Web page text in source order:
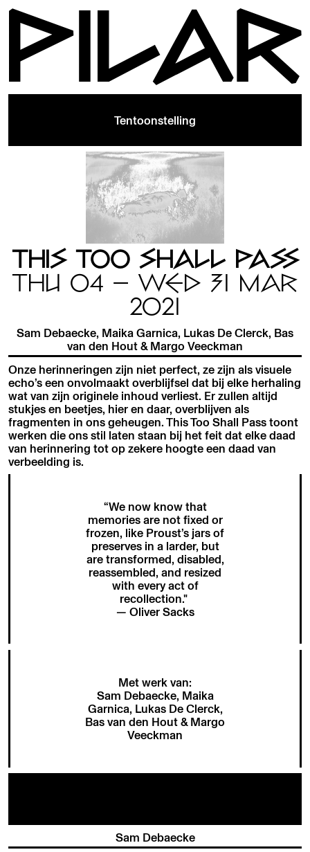
Tentoonstelling
THIS TOO SHALL PASS
THU 04 — WED 31 MAR
2021
Sam Debaecke, Maika Garnica, Lukas De Clerck, Bas
van den Hout & Margo Veeckman
Onze herinneringen zijn niet perfect, ze zijn als visuele
echo’s een onvolmaakt overblijfsel dat bij elke herhaling
wat van zijn originele inhoud verliest. Er zullen altijd
stukjes en beetjes, hier en daar, overblijven als
fragmenten in ons geheugen. This Too Shall Pass toont
werken die ons stil laten staan bij het feit dat elke daad
van herinnering tot op zekere hoogte een daad van
verbeelding is.
“We now know that
memories are not fixed or
frozen, like Proust’s jars of
preserves in a larder, but
are transformed, disabled,
reassembled, and resized
with every act of
recollection."
— Oliver Sacks
Met werk van:
Sam Debaecke, Maika
Garnica, Lukas De Clerck,
Bas van den Hout & Margo
Veeckman
Sam Debaecke